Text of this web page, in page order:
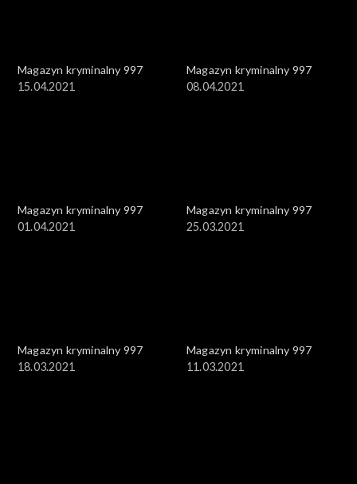
Magazyn kryminalny 997
15.04.2021
Magazyn kryminalny 997
08.04.2021
Magazyn kryminalny 997
01.04.2021
Magazyn kryminalny 997
25.03.2021
Magazyn kryminalny 997
18.03.2021
Magazyn kryminalny 997
11.03.2021